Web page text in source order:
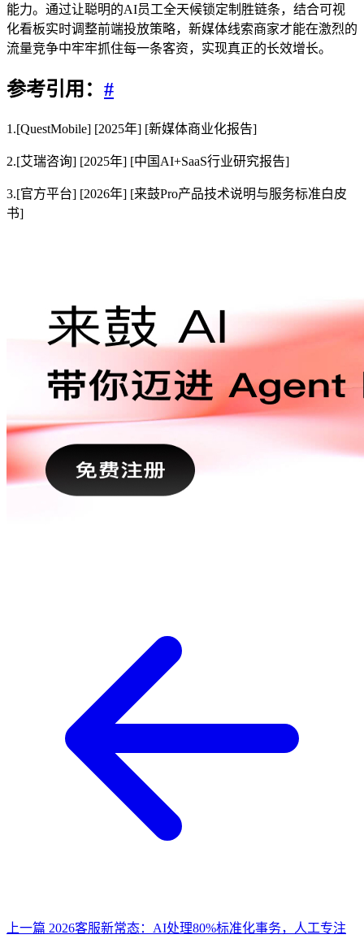
能力。通过让聪明的AI员工全天候锁定制胜链条，结合可视
化看板实时调整前端投放策略，新媒体线索商家才能在激烈的
流量竞争中牢牢抓住每一条客资，实现真正的长效增长。
参考引用： #
1.[QuestMobile] [2025年] [新媒体商业化报告]
2.[艾瑞咨询] [2025年] [中国AI+SaaS行业研究报告]
3.[官方平台] [2026年] [来鼓Pro产品技术说明与服务标准白皮
书]
上一篇 2026客服新常态：AI处理80%标准化事务，人工专注